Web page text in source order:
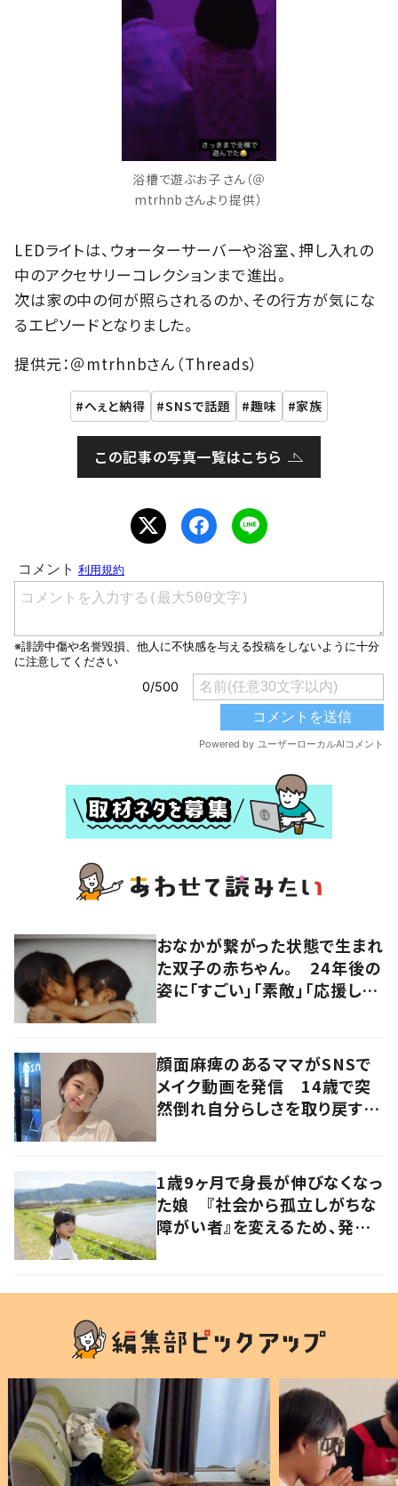
浴槽で遊ぶお子さん（＠
mtrhnbさんより提供）
LEDライトは、ウォーターサーバーや浴室、押し入れの
中のアクセサリーコレクションまで進出。
次は家の中の何が照らされるのか、その行方が気にな
るエピソードとなりました。
提供元：＠mtrhnbさん（Threads）
へぇと納得 SNSで話題 趣味 家族
この記事の写真一覧はこちら
おなかが繋がった状態で生まれ
た双子の赤ちゃん。 24年後の
姿に「すごい」「素敵」「応援して
顔面麻痺のあるママがSNSで
メイク動画を発信 14歳で突
然倒れ自分らしさを取り戻すま
1歳9ヶ月で身長が伸びなくなっ
た娘 『社会から孤立しがちな
障がい者』を変えるため、発信